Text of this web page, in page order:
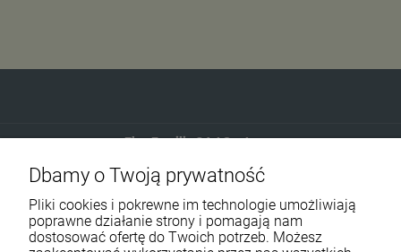
Eko-Familia GAJ Sp.Jawna
Gdańska 60
90-616 Łódź
790 727 174
Dbamy o Twoją prywatność
Pliki cookies i pokrewne im technologie umożliwiają
poprawne działanie strony i pomagają nam
dostosować ofertę do Twoich potrzeb. Możesz